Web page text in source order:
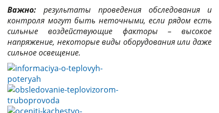
Важно: результаты проведения обследования и
контроля могут быть неточными, если рядом есть
сильные воздействующие факторы – высокое
напряжение, некоторые виды оборудования или даже
сильное освещение.